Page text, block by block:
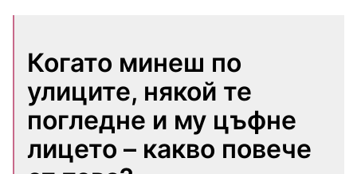
Когато минеш по
улиците, някой те
погледне и му цъфне
лицето – какво повече